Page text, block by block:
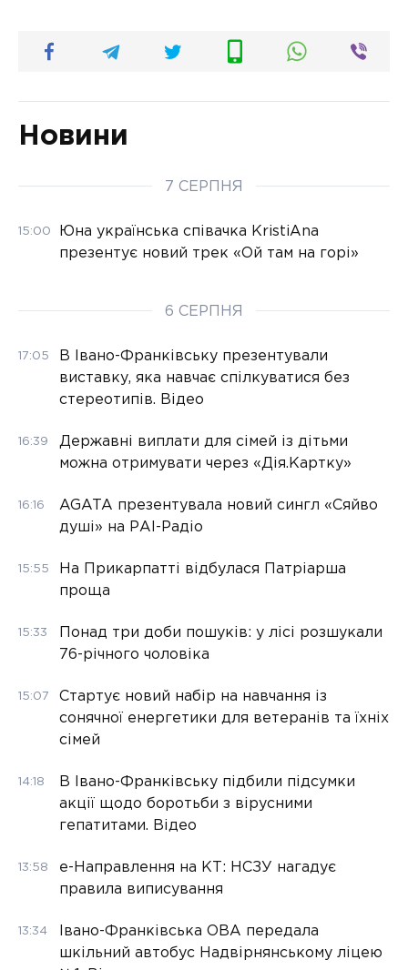
Новини
7 СЕРПНЯ
15:00
Юна українська співачка KristiAna
презентує новий трек «Ой там на горі»
6 СЕРПНЯ
17:05
В Івано-Франківську презентували
виставку, яка навчає спілкуватися без
стереотипів. Відео
16:39
Державні виплати для сімей із дітьми
можна отримувати через «Дія.Картку»
16:16
AGATA презентувала новий сингл «Сяйво
душі» на РАІ-Радіо
15:55
На Прикарпатті відбулася Патріарша
проща
15:33
Понад три доби пошуків: у лісі розшукали
76-річного чоловіка
15:07
Стартує новий набір на навчання із
сонячної енергетики для ветеранів та їхніх
сімей
14:18
В Івано-Франківську підбили підсумки
акції щодо боротьби з вірусними
гепатитами. Відео
13:58
е-Направлення на КТ: НСЗУ нагадує
правила виписування
13:34
Івано-Франківська ОВА передала
шкільний автобус Надвірнянському ліцею